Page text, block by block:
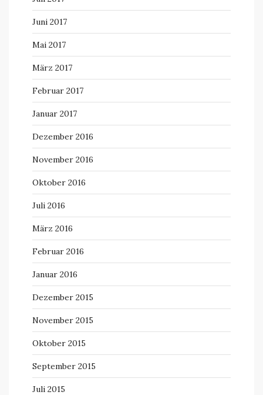
Juni 2017
Mai 2017
März 2017
Februar 2017
Januar 2017
Dezember 2016
November 2016
Oktober 2016
Juli 2016
März 2016
Februar 2016
Januar 2016
Dezember 2015
November 2015
Oktober 2015
September 2015
Juli 2015